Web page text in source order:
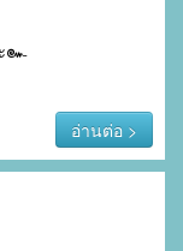
ะ๛
อ่านต่อ >